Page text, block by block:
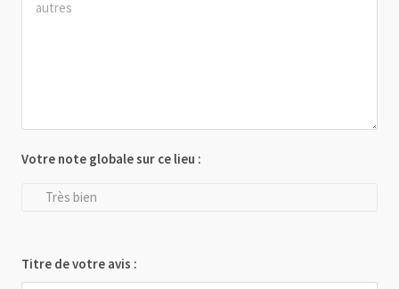
Votre note globale sur ce lieu :
Très bien
Titre de votre avis :